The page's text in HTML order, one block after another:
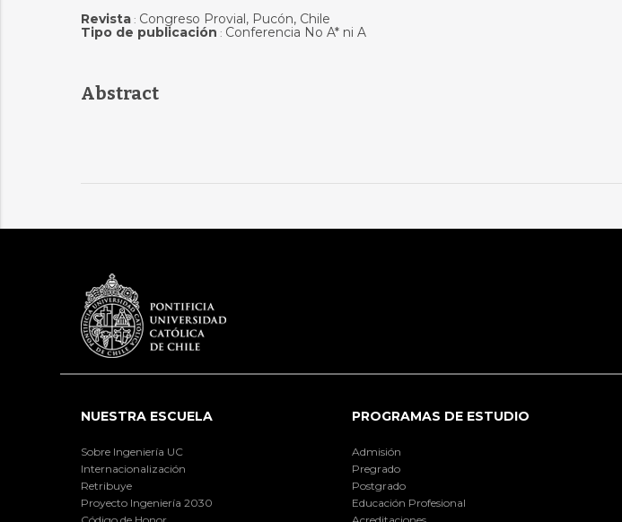
Revista: Congreso Provial, Pucón, Chile
Tipo de publicación : Conferencia No A* ni A
Abstract
NUESTRA ESCUELA
Sobre Ingeniería UC
Internacionalización
Retribuye
Proyecto Ingeniería 2030
PROGRAMAS DE ESTUDIO
Admisión
Pregrado
Postgrado
Educación Profesional